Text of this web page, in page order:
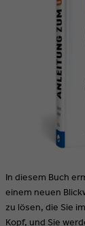
In diesem Buch
einem neuen
zu lösen, die Sie
Kopf, und Sie